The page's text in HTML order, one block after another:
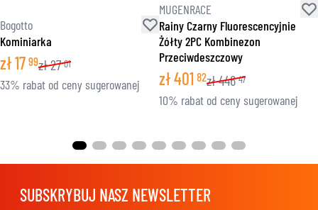
Bogotto
Kominiarka
zł17 99zł27 01
33% rabat od ceny sugerowanej
MUGENRACE
Rainy Czarny Fluorescencyjnie
Żółty 2PC Kombinezon
Przeciwdeszczowy
zł401 82zł446 47
10% rabat od ceny sugerowanej
SUBSKRYBUJ NASZ NEWSLETTER